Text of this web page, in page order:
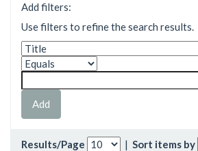
Add filters:
Use filters to refine the search results.
Results/Page | Sort items by